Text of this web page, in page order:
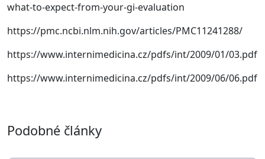
what-to-expect-from-your-gi-evaluation
https://pmc.ncbi.nlm.nih.gov/articles/PMC11241288/
https://www.internimedicina.cz/pdfs/int/2009/01/03.pdf
https://www.internimedicina.cz/pdfs/int/2009/06/06.pdf
Podobné články